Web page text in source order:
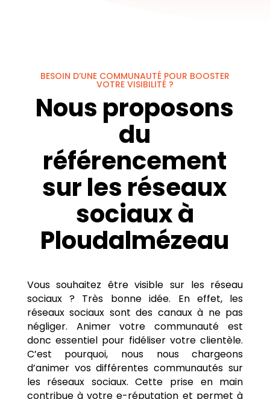
BESOIN D’UNE COMMUNAUTÉ POUR BOOSTER
VOTRE VISIBILITÉ ?
Nous proposons
du
référencement
sur les réseaux
sociaux à
Ploudalmézeau
Vous souhaitez être visible sur les réseau
sociaux ? Très bonne idée. En effet, les
réseaux sociaux sont des canaux à ne pas
négliger. Animer votre communauté est
donc essentiel pour fidéliser votre clientèle.
C’est pourquoi, nous nous chargeons
d’animer vos différentes communautés sur
les réseaux sociaux. Cette prise en main
contribue à votre e-réputation et permet à